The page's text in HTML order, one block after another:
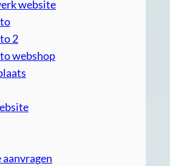
website
2
webshop